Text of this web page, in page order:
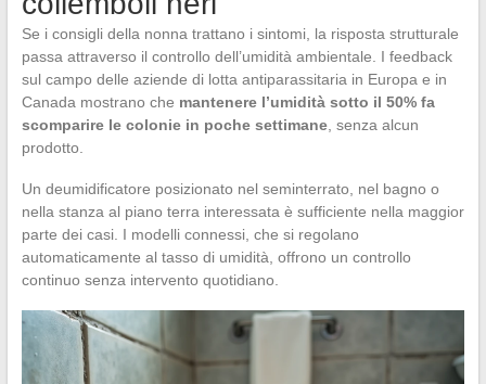
Se i consigli della nonna trattano i sintomi, la risposta strutturale
passa attraverso il controllo dell’umidità ambientale. I feedback
sul campo delle aziende di lotta antiparassitaria in Europa e in
Canada mostrano che mantenere l’umidità sotto il 50% fa
scomparire le colonie in poche settimane, senza alcun
prodotto.
Un deumidificatore posizionato nel seminterrato, nel bagno o
nella stanza al piano terra interessata è sufficiente nella maggior
parte dei casi. I modelli connessi, che si regolano
automaticamente al tasso di umidità, offrono un controllo
continuo senza intervento quotidiano.